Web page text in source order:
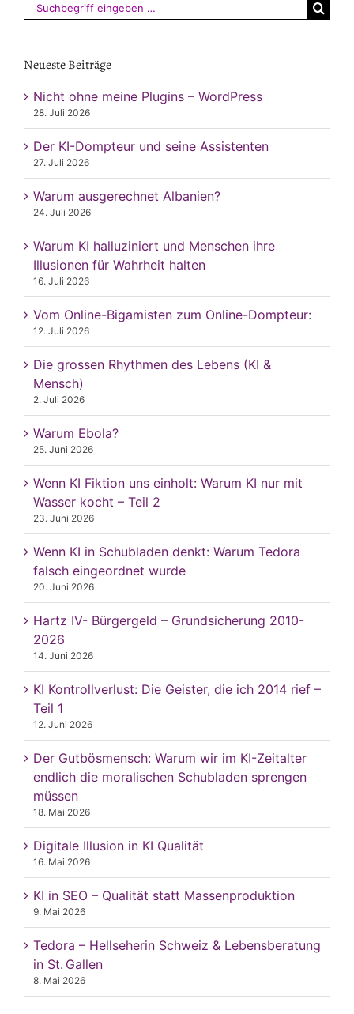
Suchen
nach:
Neueste Beiträge
Nicht ohne meine Plugins – WordPress
28. Juli 2026
Der KI-Dompteur und seine Assistenten
27. Juli 2026
Warum ausgerechnet Albanien?
24. Juli 2026
Warum KI halluziniert und Menschen ihre
Illusionen für Wahrheit halten
16. Juli 2026
Vom Online-Bigamisten zum Online-Dompteur:
12. Juli 2026
Die grossen Rhythmen des Lebens (KI &
Mensch)
2. Juli 2026
Warum Ebola?
25. Juni 2026
Wenn KI Fiktion uns einholt: Warum KI nur mit
Wasser kocht – Teil 2
23. Juni 2026
Wenn KI in Schubladen denkt: Warum Tedora
falsch eingeordnet wurde
20. Juni 2026
Hartz IV- Bürgergeld – Grundsicherung 2010-
2026
14. Juni 2026
KI Kontrollverlust: Die Geister, die ich 2014 rief –
Teil 1
12. Juni 2026
Der Gutbösmensch: Warum wir im KI-Zeitalter
endlich die moralischen Schubladen sprengen
müssen
18. Mai 2026
Digitale Illusion in KI Qualität
16. Mai 2026
KI in SEO – Qualität statt Massenproduktion
9. Mai 2026
Tedora – Hellseherin Schweiz & Lebensberatung
in St. Gallen
8. Mai 2026